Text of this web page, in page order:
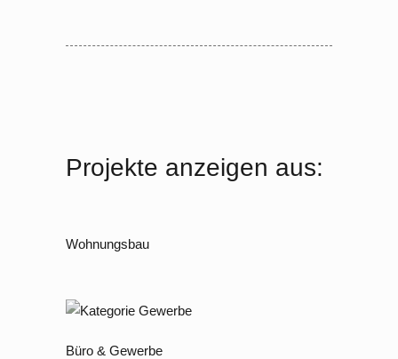
Projekte anzeigen aus:
Wohnungsbau
Büro & Gewerbe